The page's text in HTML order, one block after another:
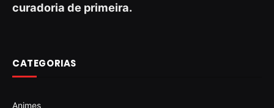
curadoria de primeira.
CATEGORIAS
Animes